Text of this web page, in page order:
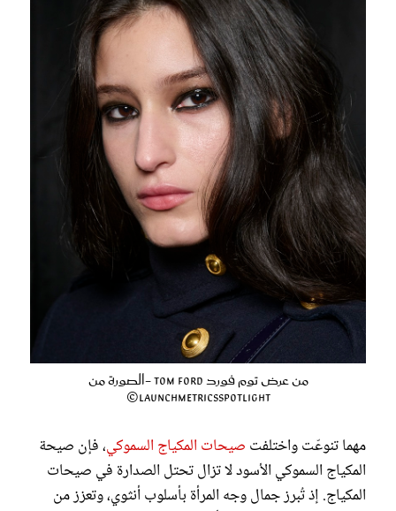
من عرض توم فورد Tom Ford -الصورة من
LaunchmetricsSpotlight©
مهما تنوعّت واختلفت صيحات المكياج السموكي، فإن صيحة
المكياج السموكي الأسود لا تزال تحتل الصدارة في صيحات
المكياج. إذ تُبرز جمال وجه المرأة بأسلوب أنثوي، وتعزز من